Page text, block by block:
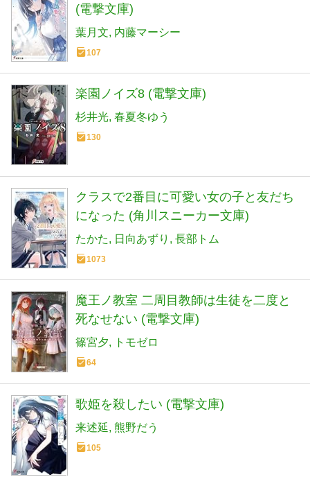
(電撃文庫)
葉月文 内藤マーシー
107
楽園ノイズ8 (電撃文庫)
杉井光 春夏冬ゆう
130
クラスで2番目に可愛い女の子と友だち
になった (角川スニーカー文庫)
たかた 日向あずり 長部トム
1073
魔王ノ教室 二周目教師は生徒を二度と
死なせない (電撃文庫)
篠宮夕 トモゼロ
64
歌姫を殺したい (電撃文庫)
来述延 熊野だう
105